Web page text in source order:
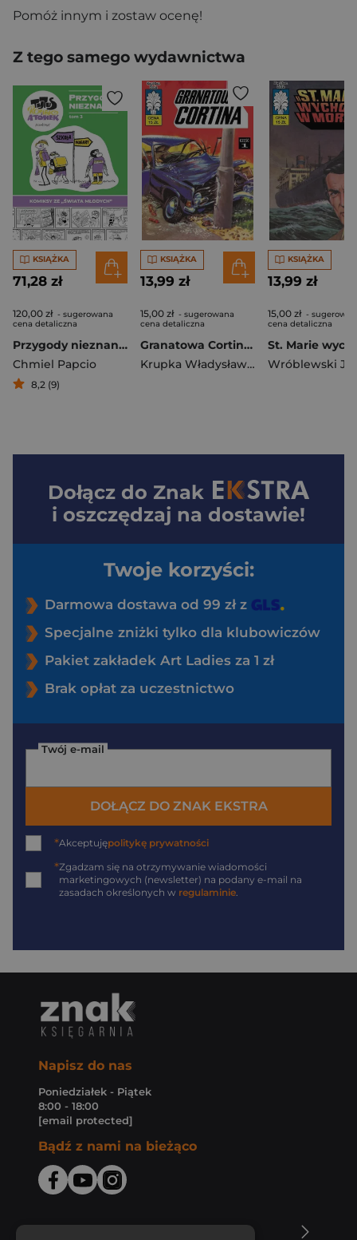
Pomóż innym i zostaw ocenę!
Z tego samego wydawnictwa
KSIĄŻKA
71,28 zł
120,00 zł - sugerowana
cena detaliczna
Przygody nieznane. Tytus, Romek i A'Tomek. Tom 3
Chmiel Papcio
8,2 (9)
KSIĄŻKA
13,99 zł
15,00 zł - sugerowana
cena detaliczna
Granatowa Cortina. Kapitan Żbik. Tom 47
Krupka Władysław
,Wróblewski Jerzy
KSIĄŻKA
13,99 zł
15,00 zł -
cena detaliczna
Wróblewski
Dołącz do Znak
i oszczędzaj na dostawie!
Twoje korzyści:
Darmowa dostawa od 99 zł z
Specjalne zniżki tylko dla klubowiczów
Pakiet zakładek Art Ladies za 1 zł
Brak opłat za uczestnictwo
Twój e-mail
DOŁĄCZ DO ZNAK EKSTRA
*Akceptujępolitykę prywatności
*Zgadzam się na otrzymywanie wiadomości
marketingowych (newsletter) na podany e-mail na
zasadach określonych w regulaminie
Napisz do nas
Poniedziałek - Piątek
8:00 - 18:00
[email protected]
Bądź z nami na bieżąco